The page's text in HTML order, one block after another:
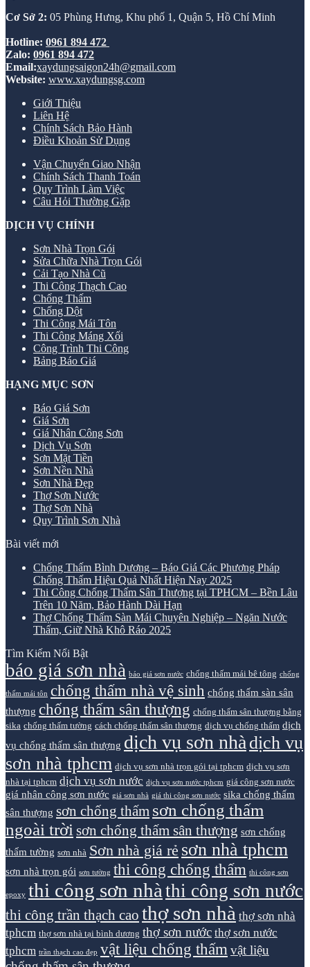
Cơ Sở 2: 05 Phùng Hưng, Khu phố 1, Quận 5, Hồ Chí Minh
Hotline: 0961 894 472
Zalo: 0961 894 472
Email:xaydungsaigon24h@gmail.com
Website: www.xaydungsg.com
Giới Thiệu
Liên Hệ
Chính Sách Bảo Hành
Điều Khoản Sử Dụng
Vận Chuyển Giao Nhận
Chính Sách Thanh Toán
Quy Trình Làm Việc
Câu Hỏi Thường Gặp
DỊCH VỤ CHÍNH
Sơn Nhà Trọn Gói
Sửa Chữa Nhà Trọn Gói
Cải Tạo Nhà Cũ
Thi Công Thạch Cao
Chống Thấm
Chống Dột
Thi Công Mái Tôn
Thi Công Máng Xối
Công Trình Thi Công
Bảng Báo Giá
HẠNG MỤC SƠN
Báo Giá Sơn
Giá Sơn
Giá Nhân Công Sơn
Dịch Vụ Sơn
Sơn Mặt Tiền
Sơn Nền Nhà
Sơn Nhà Đẹp
Thợ Sơn Nước
Thợ Sơn Nhà
Quy Trình Sơn Nhà
Bài viết mới
Chống Thấm Bình Dương – Báo Giá Các Phương Pháp
Chống Thấm Hiệu Quả Nhất Hiện Nay 2025
Thi Công Chống Thấm Sân Thượng tại TPHCM – Bền Lâu
Trên 10 Năm, Bảo Hành Dài Hạn
Thợ Chống Thấm Sàn Mái Chuyên Nghiệp – Ngăn Nước
Thấm, Giữ Nhà Khô Ráo 2025
Tìm Kiếm Nổi Bật
báo giá sơn nhà báo giá sơn nước chống thấm mái bê tông chống
thấm mái tôn chống thấm nhà vệ sinh chống thấm sàn sân
thượng chống thấm sân thượng chống thấm sân thượng bằng
sika chống thấm tường cách chống thấm sân thượng dịch vụ chống thấm dịch
vụ chống thấm sân thượng dịch vụ sơn nhà dịch vụ
sơn nhà tphcm dịch vụ sơn nhà trọn gói tại tphcm dịch vụ sơn
nhà tại tphcm dịch vụ sơn nước dịch vụ sơn nước tphcm giá công sơn nước
giá nhân công sơn nước giá sơn nhà giá thi công sơn nước sika chống thấm
sân thượng sơn chống thấm sơn chống thấm
ngoài trời sơn chống thấm sân thượng sơn chống
thấm tường sơn nhà Sơn nhà giá rẻ sơn nhà tphcm
sơn nhà trọn gói sơn tường thi công chống thấm thi công sơn
epoxy thi công sơn nhà thi công sơn nước
thi công trần thạch cao thợ sơn nhà thợ sơn nhà
tphcm thợ sơn nhà tại bình dương thợ sơn nước thợ sơn nước
tphcm trần thạch cao đẹp vật liệu chống thấm vật liệu